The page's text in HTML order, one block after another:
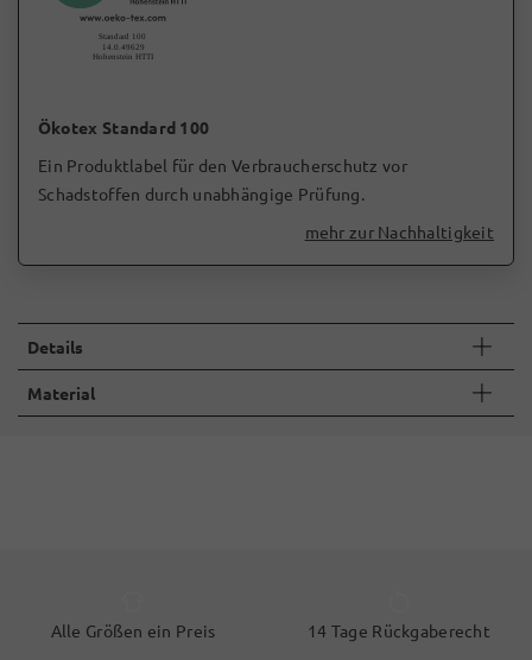
Ökotex Standard 100
Ein Produktlabel für den Verbraucherschutz vor
Schadstoffen durch unabhängige Prüfung.
mehr zur Nachhaltigkeit
Details
Material
Alle Größen ein Preis 14 Tage Rückgaberecht